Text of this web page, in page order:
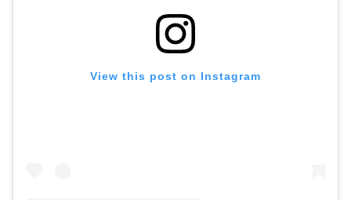
View this post on Instagram